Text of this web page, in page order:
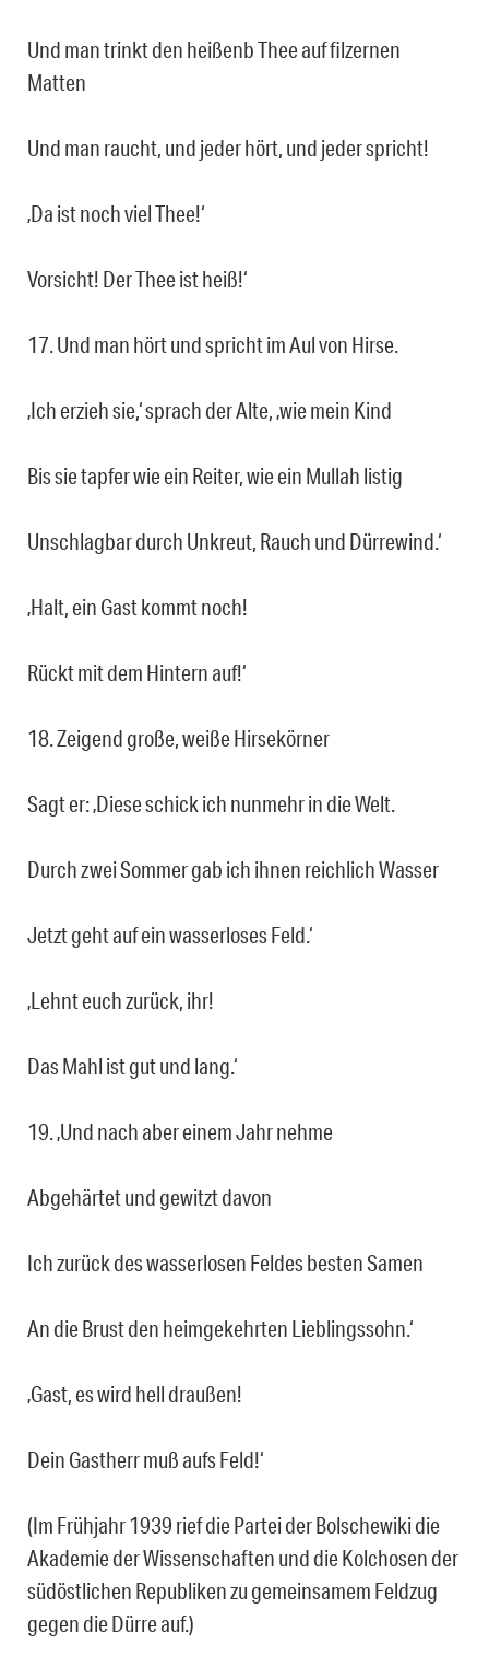
Und man trinkt den heißenb Thee auf filzernen
Matten
Und man raucht, und jeder hört, und jeder spricht!
‚Da ist noch viel Thee!‘
Vorsicht! Der Thee ist heiß!‘
17. Und man hört und spricht im Aul von Hirse.
‚Ich erzieh sie,‘ sprach der Alte, ‚wie mein Kind
Bis sie tapfer wie ein Reiter, wie ein Mullah listig
Unschlagbar durch Unkreut, Rauch und Dürrewind.‘
‚Halt, ein Gast kommt noch!
Rückt mit dem Hintern auf!‘
18. Zeigend große, weiße Hirsekörner
Sagt er: ‚Diese schick ich nunmehr in die Welt.
Durch zwei Sommer gab ich ihnen reichlich Wasser
Jetzt geht auf ein wasserloses Feld.‘
‚Lehnt euch zurück, ihr!
Das Mahl ist gut und lang.‘
19. ‚Und nach aber einem Jahr nehme
Abgehärtet und gewitzt davon
Ich zurück des wasserlosen Feldes besten Samen
An die Brust den heimgekehrten Lieblingssohn.‘
‚Gast, es wird hell draußen!
Dein Gastherr muß aufs Feld!‘
(Im Frühjahr 1939 rief die Partei der Bolschewiki die
Akademie der Wissenschaften und die Kolchosen der
südöstlichen Republiken zu gemeinsamem Feldzug
gegen die Dürre auf.)